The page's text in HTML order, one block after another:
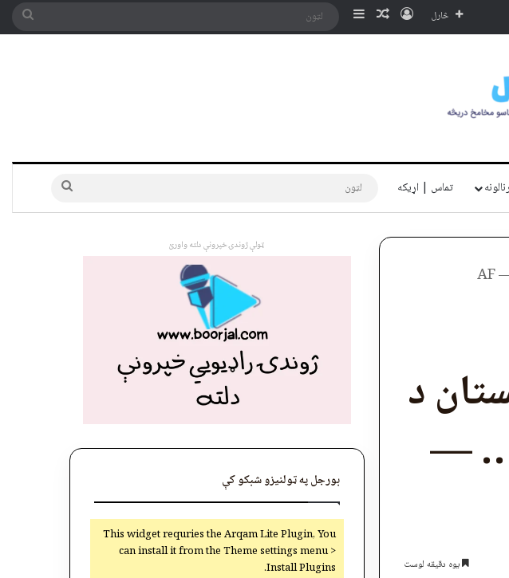
څارل ننوتلناڅاپه توری
Sidebar لټون
تماس | اړیکه لټون
نورالله نوري: هیچا ته به د افغانستان د امنیت ګډوډولو اجازه ورنه کړل… — AF
د
—
یوه دقیقه لوست
ټولې ژوندۍ خپرونې دلته واورئ
بورجل په ټولنیزو شبکو کې
This widget requries the Arqam Lite Plugin, You
can install it from the Theme settings menu >
Install Plugins.